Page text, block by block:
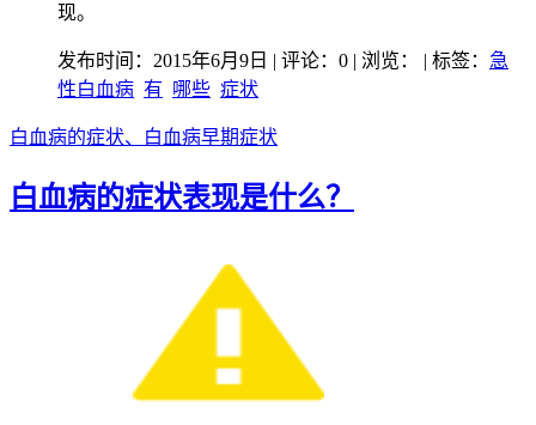
现。
发布时间：2015年6月9日 | 评论：0 | 浏览： | 标签： 急
性白血病 有 哪些 症状
白血病的症状、白血病早期症状
白血病的症状表现是什么？